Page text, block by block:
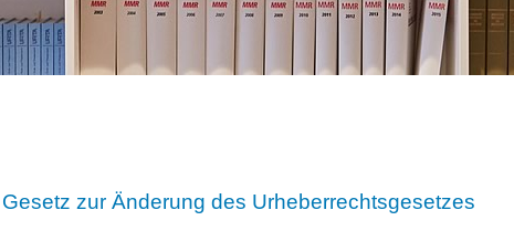
zur Änderung des Urheberrechtsgesetzes